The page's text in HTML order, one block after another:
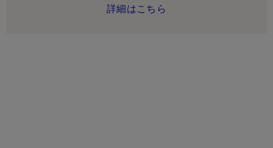
詳細はこちら